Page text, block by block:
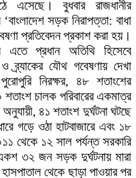
বুধবার রাজধানীর
সড়ক নিরাপত্তা: বাধা
প্রতিবেদন প্রকাশ করা হয়।
এতে প্রধান অতিথি হিসেবে
যৌথ গবেষণায় দেখা
নিরক্ষর, ৪৮ শতাংশের
শতাংশ চালক পরিবারের একমাত্র
৪১ শতাংশ দুর্ঘটনা ঘটছে
গড়ে ওঠা হাটবাজারে এবং ১৮
থেকে ১২ সাল পর্যন্ত সরকারি
৩২ জন সড়ক দুর্ঘটনায় মারা
থেকে ছাড়া পাওয়ার পর